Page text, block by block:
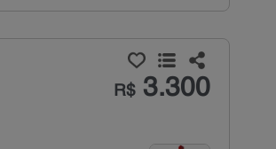
R$3.300